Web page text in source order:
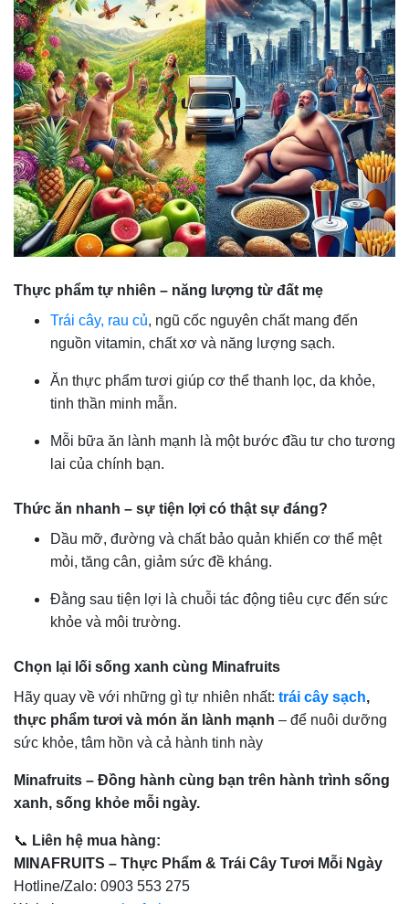
Thực phẩm tự nhiên – năng lượng từ đất mẹ
Trái cây, rau củ, ngũ cốc nguyên chất mang đến
nguồn vitamin, chất xơ và năng lượng sạch.
Ăn thực phẩm tươi giúp cơ thể thanh lọc, da khỏe,
tinh thần minh mẫn.
Mỗi bữa ăn lành mạnh là một bước đầu tư cho tương
lai của chính bạn.
Thức ăn nhanh – sự tiện lợi có thật sự đáng?
Dầu mỡ, đường và chất bảo quản khiến cơ thể mệt
mỏi, tăng cân, giảm sức đề kháng.
Đằng sau tiện lợi là chuỗi tác động tiêu cực đến sức
khỏe và môi trường.
Chọn lại lối sống xanh cùng Minafruits
Hãy quay về với những gì tự nhiên nhất: trái cây sạch,
thực phẩm tươi và món ăn lành mạnh – để nuôi dưỡng
sức khỏe, tâm hồn và cả hành tinh này
Minafruits – Đồng hành cùng bạn trên hành trình sống
xanh, sống khỏe mỗi ngày.
📞 Liên hệ mua hàng:
MINAFRUITS – Thực Phẩm & Trái Cây Tươi Mỗi Ngày
Hotline/Zalo: 0903 553 275